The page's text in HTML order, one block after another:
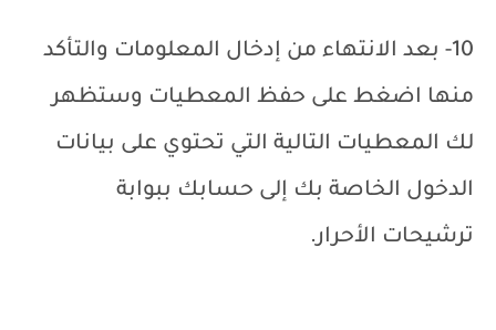
10- بعد الانتهاء من إدخال المعلومات والتأكد
منها اضغط على حفظ المعطيات وستظهر
لك المعطيات التالية التي تحتوي على بيانات
الدخول الخاصة بك إلى حسابك ببوابة
ترشيحات الأحرار.